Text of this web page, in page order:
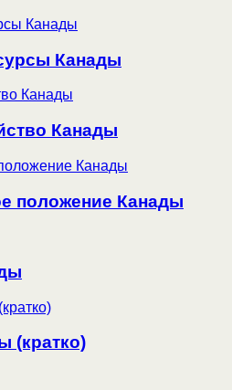
Канады
Канады
положение Канады
(кратко)